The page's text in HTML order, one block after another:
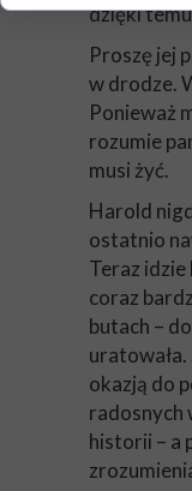
dzięki
Proszę jej
w drodze.
Ponieważ
rozumie
musi żyć.
Harold
ostatnio
Teraz
coraz
butach –
okazją do
radosnych
historii – a